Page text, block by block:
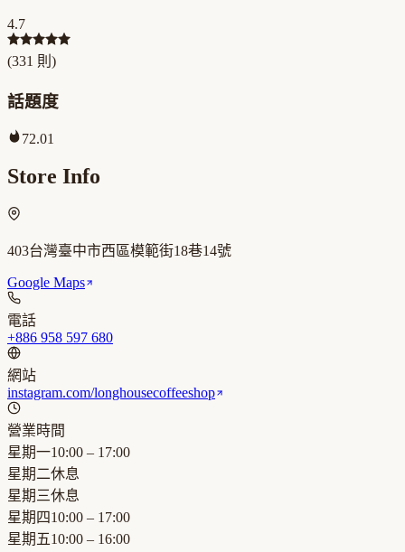
4.7
(331 則)
話題度
72.01
Store Info
403台灣臺中市西區模範街18巷14號
Google Maps
電話
+886 958 597 680
網站
instagram.com/longhousecoffeeshop
營業時間
星期一10:00 – 17:00
星期二休息
星期三休息
星期四10:00 – 17:00
星期五10:00 – 16:00